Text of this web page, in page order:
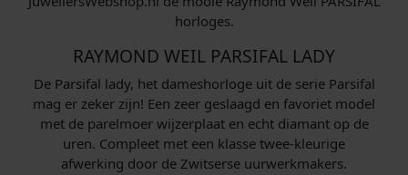
w
s
€
1
.
9
8
,
0
.
w
s
€
2
.
9
horloges.
RAYMOND WEIL PARSIFAL LADY
De Parsifal lady, het dameshorloge uit de serie Parsifal
mag er zeker zijn! Een zeer geslaagd en favoriet model
met de parelmoer wijzerplaat en echt diamant op de
uren. Compleet met een klasse twee-kleurige
afwerking door de Zwitserse uurwerkmakers.